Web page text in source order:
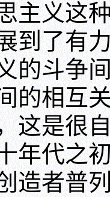
主义这
到了有
的斗争
的相互
这是很
年代之
造者普